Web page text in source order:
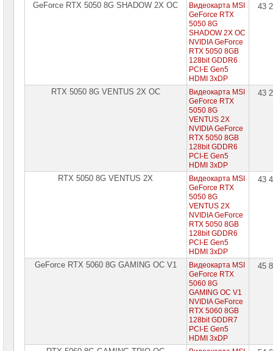
Российское
PROM
GeForce RTX 5050 8G SHADOW 2X OC
Видеокарта MSI
GeForce RTX
5050 8G
SHADOW 2X OC
NVIDIA GeForce
RTX 5050 8GB
128bit GDDR6
PCI-E Gen5
HDMI 3xDP
43
RTX 5050 8G VENTUS 2X OC
Видеокарта MSI
GeForce RTX
5050 8G
VENTUS 2X
NVIDIA GeForce
RTX 5050 8GB
128bit GDDR6
PCI-E Gen5
HDMI 3xDP
43
RTX 5050 8G VENTUS 2X
Видеокарта MSI
GeForce RTX
5050 8G
VENTUS 2X
NVIDIA GeForce
RTX 5050 8GB
128bit GDDR6
PCI-E Gen5
HDMI 3xDP
43
GeForce RTX 5060 8G GAMING OC V1
Видеокарта MSI
GeForce RTX
5060 8G
GAMING OC V1
NVIDIA GeForce
RTX 5060 8GB
128bit GDDR7
PCI-E Gen5
HDMI 3xDP
45